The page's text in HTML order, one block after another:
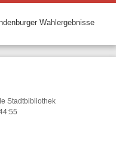
Wahlergebnisse
Stadtbibliothek